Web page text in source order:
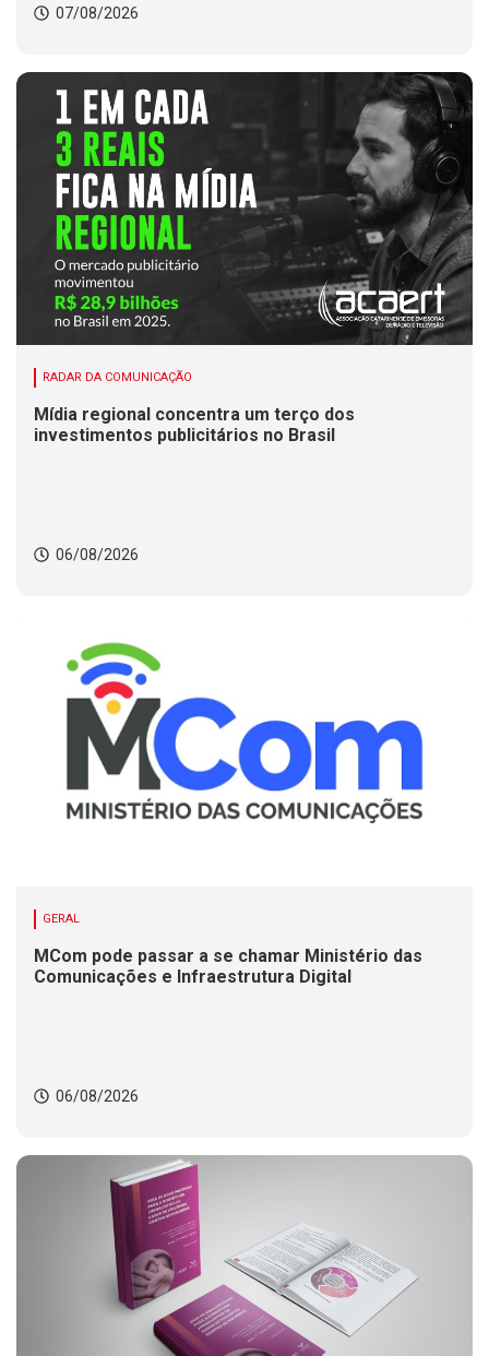
07/08/2026
RADAR DA COMUNICAÇÃO
Mídia regional concentra um terço dos
investimentos publicitários no Brasil
06/08/2026
GERAL
MCom pode passar a se chamar Ministério das
Comunicações e Infraestrutura Digital
06/08/2026